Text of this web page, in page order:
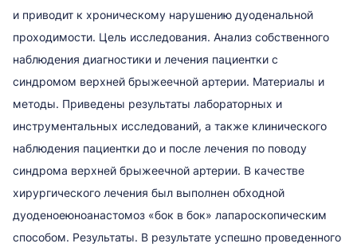
и приводит к хроническому нарушению дуоденальной
проходимости. Цель исследования. Анализ собственного
наблюдения диагностики и лечения пациентки с
синдромом верхней брыжеечной артерии. Материалы и
методы. Приведены результаты лабораторных и
инструментальных исследований, а также клинического
наблюдения пациентки до и после лечения по поводу
синдрома верхней брыжеечной артерии. В качестве
хирургического лечения был выполнен обходной
дуоденоеюноанастомоз «бок в бок» лапароскопическим
способом. Результаты. В результате успешно проведенного